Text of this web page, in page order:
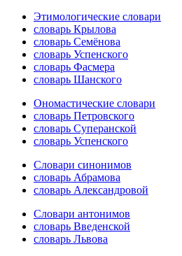
Этимологические словари
словарь Крылова
словарь Семёнова
словарь Успенского
словарь Фасмера
словарь Шанского
Ономастические словари
словарь Петровского
словарь Суперанской
словарь Успенского
Словари синонимов
словарь Абрамова
словарь Александровой
Словари антонимов
словарь Введенской
словарь Львова